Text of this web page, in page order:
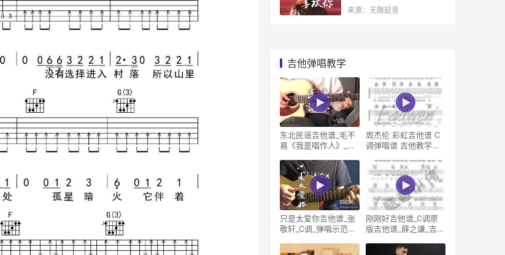
来源：无限延音
吉他弹唱教学
东北民谣吉他谱_毛不
易《我是唱作人》_吉
周杰伦 彩虹吉他谱 C
调弹唱谱 吉他教学视
只是太爱你吉他谱_张
敬轩_C调_弹唱示范视
刚刚好吉他谱_C调原
版吉他谱_薛之谦_吉他